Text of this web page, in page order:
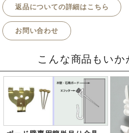
返品についての詳細はこちら
お問い合わせ
こんな商品もいか